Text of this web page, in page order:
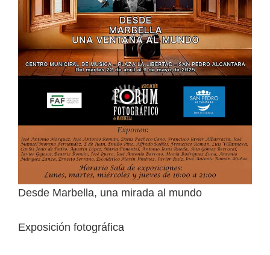
Desde Marbella, una mirada al mundo
Exposición fotográfica